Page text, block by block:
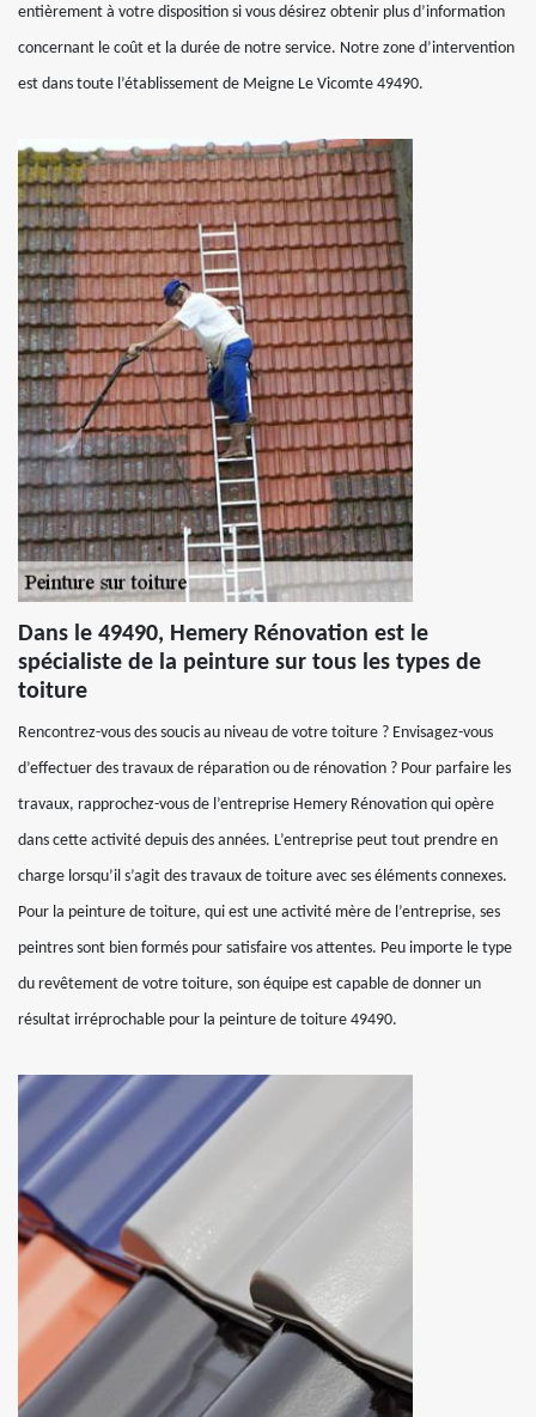
entièrement à votre disposition si vous désirez obtenir plus d’information
concernant le coût et la durée de notre service. Notre zone d’intervention
est dans toute l’établissement de Meigne Le Vicomte 49490.
Dans le 49490, Hemery Rénovation est le
spécialiste de la peinture sur tous les types de
toiture
Rencontrez-vous des soucis au niveau de votre toiture ? Envisagez-vous
d’effectuer des travaux de réparation ou de rénovation ? Pour parfaire les
travaux, rapprochez-vous de l’entreprise Hemery Rénovation qui opère
dans cette activité depuis des années. L’entreprise peut tout prendre en
charge lorsqu’il s’agit des travaux de toiture avec ses éléments connexes.
Pour la peinture de toiture, qui est une activité mère de l’entreprise, ses
peintres sont bien formés pour satisfaire vos attentes. Peu importe le type
du revêtement de votre toiture, son équipe est capable de donner un
résultat irréprochable pour la peinture de toiture 49490.